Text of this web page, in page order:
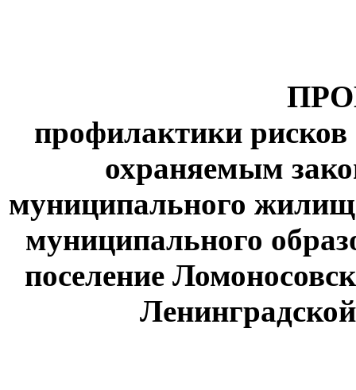
профилактики
охраняемым
муниципального
муниципального
поселение